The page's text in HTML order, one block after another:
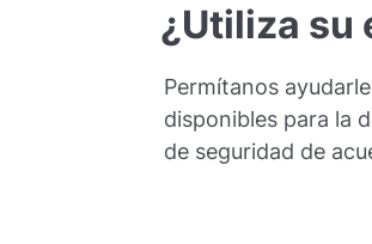
¿Utiliza su
Permítanos
disponibles para la
de seguridad de